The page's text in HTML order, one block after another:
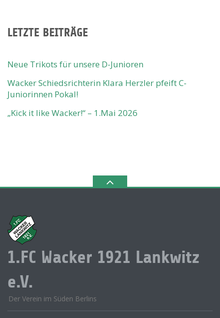
LETZTE BEITRÄGE
Neue Trikots für unsere D-Junioren
Wacker Schiedsrichterin Klara Herzler pfeift C-
Juniorinnen Pokal!
„Kick it like Wacker!“ – 1.Mai 2026
1.FC Wacker 1921 Lankwitz
e.V.
Der Verein im Süden Berlins